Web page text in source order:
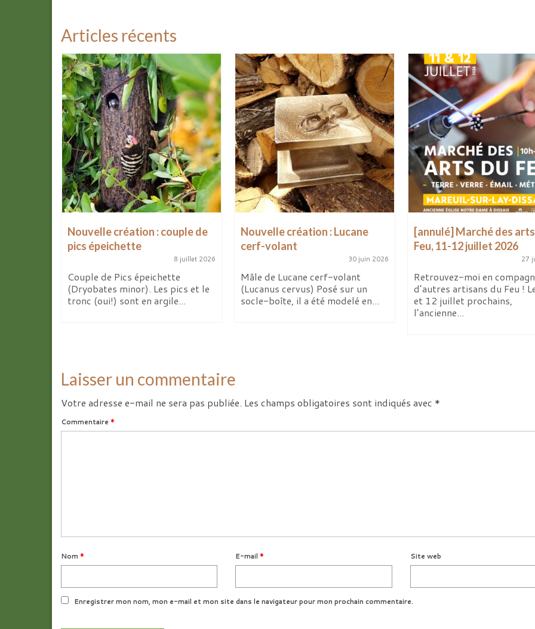
Articles récents
Nouvelle création : couple de
pics épeichette
8 juillet 2026
Couple de Pics épeichette
(Dryobates minor). Les pics et le
tronc (oui!) sont en argile...
Nouvelle création : Lucane
cerf-volant
30 juin 2026
Mâle de Lucane cerf-volant
(Lucanus cervus) Posé sur un
socle-boîte, il a été modelé en...
[annulé] Marché des
Feu, 11-12 juillet 2026
27
Retrouvez-moi en
d’autres artisans du Feu !
et 12 juillet prochains,
l’ancienne...
Laisser un commentaire
Votre adresse e-mail ne sera pas publiée. Les champs obligatoires sont indiqués avec *
Commentaire *
Nom * E-mail * Site web
Enregistrer mon nom, mon e-mail et mon site dans le navigateur pour mon prochain commentaire.